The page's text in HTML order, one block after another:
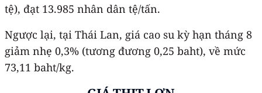
tệ), đạt 13.985 nhân dân tệ/tấn.
Ngược lại, tại Thái Lan, giá cao su kỳ hạn tháng 8
giảm nhẹ 0,3% (tương đương 0,25 baht), về mức
73,11 baht/kg.